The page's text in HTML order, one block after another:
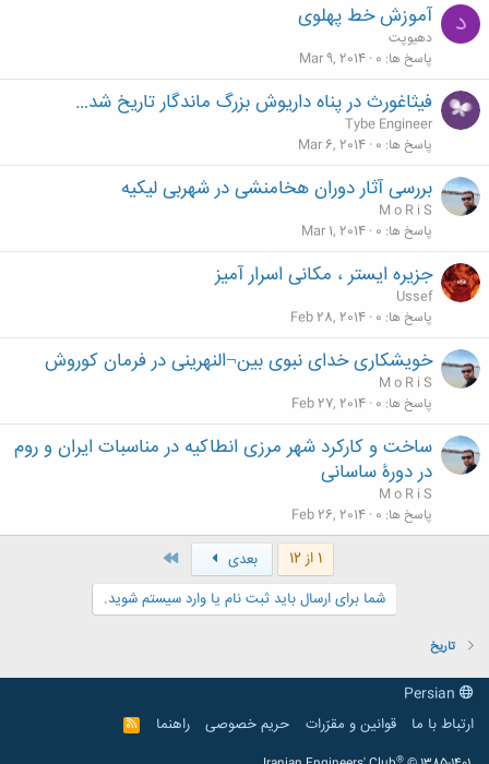
د آموزش خط پهلوی
دهیوپت
پاسخ ها 0
Mar 9, 2014
فیثاغورث در پناه داریوش بزرگ ماندگار تاریخ شد…
Tybe Engineer
پاسخ ها 0
Mar 6, 2014
بررسی آثار دوران هخامنشی در شهربی لیکیه
M o R i S
پاسخ ها 0
Mar 1, 2014
جزیره ایستر ، مکانی اسرار آمیز
Ussef
پاسخ ها 0
Feb 28, 2014
خویشکاری خدای نبوی بین¬النهرینی در فرمان کوروش
M o R i S
پاسخ ها 0
Feb 27, 2014
ساخت و کارکرد شهر مرزی انطاکیه در مناسبات ایران و روم
در دورۀ ساسانی
M o R i S
پاسخ ها 0
Feb 26, 2014
1 از 12 بعدی
شما برای ارسال باید ثبت نام یا وارد سیستم شوید.
تاریخ
ارتباط با ما
قوانین و مقرّرات حریم خصوصی راهنما
R
S
®